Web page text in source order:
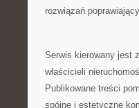
rozwiązań
Serwis kierowany jest
właścicieli
Publikowane treści
spójne i estetyczne